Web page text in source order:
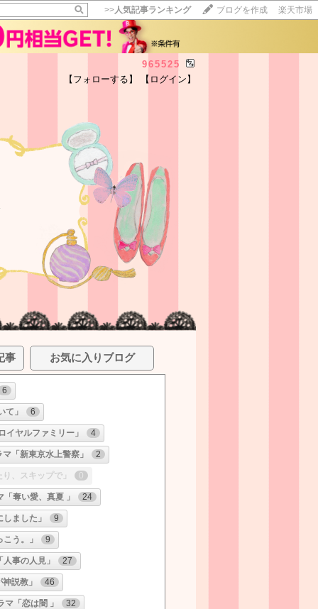
>>人気記事ランキング ブログを作成 楽天市場
965525
【フォローする】 【ログイン】
事 お気に入りブログ
6
」 6
ヤルファミリー」 4
「新東京水上警察」 2
、スキップで」 0
「奪い愛、真夏 」 24
ました」 9
う。」 9
人事の人見」 27
説教」 46
マ「恋は闇 」 32